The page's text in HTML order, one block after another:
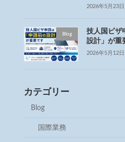
2026年5月23日
Blog
技人国ビザ
設計」が重
2026年5月12日
カテゴリー
Blog
国際業務